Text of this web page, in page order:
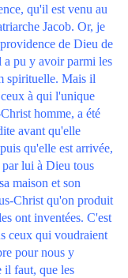
qu'il est venu au
Jacob. Or, je
de Dieu de
a pu y avoir parmi les
spirituelle. Mais il
à qui l'unique
homme, a été
avant qu'elle
qu'elle est arrivée,
par lui à Dieu tous
maison et son
Christ qu'on produit
ont inventées. C'est
ceux qui voudraient
pour nous y
il faut, que les